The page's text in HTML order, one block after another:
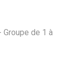
Groupe de 1 à